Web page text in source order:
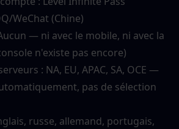
WeChat (Chine)
— ni avec le mobile, ni avec la
n'existe pas encore)
: NA, EU, APAC, SA, OCE —
pas de sélection
russe, allemand, portugais,